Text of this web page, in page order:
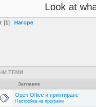
Look at
[1] Нагоре
ТЕМИ
Заглавие
Open Office и принтиране
Настройка на програми